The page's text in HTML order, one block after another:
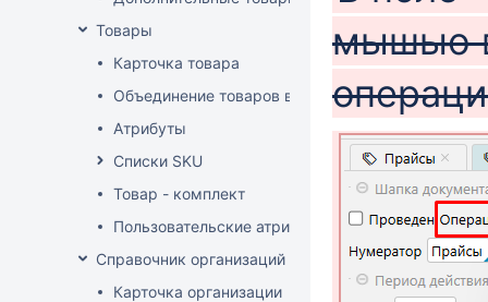
Товары
Карточка товара
Объединение товаров в один (Слияние товаров)
Атрибуты
Списки SKU
Товар - комплект
Пользовательские атрибуты
Справочник организаций
Карточка организации
мышью